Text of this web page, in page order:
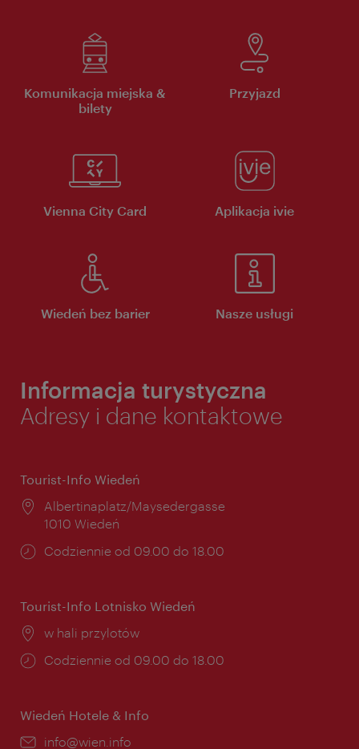
Komunikacja miejska &
bilety
Przyjazd
Vienna City Card Aplikacja ivie
Wiedeń bez barier Nasze usługi
Informacja turystyczna
Adresy i dane kontaktowe
Tourist-Info Wiedeń
Miejsce:
Albertinaplatz/Maysedergasse
1010 Wiedeń
Godziny
Codziennie od 09.00 do 18.00
Tourist-Info Lotnisko Wiedeń
Miejsce:
w hali przylotów
Godziny
Codziennie od 09.00 do 18.00
Wiedeń Hotele & Info
E-
info@wien.info